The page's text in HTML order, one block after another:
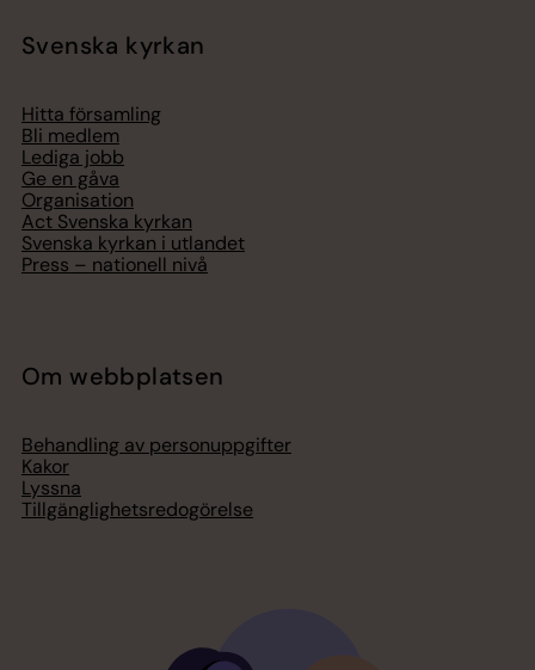
Svenska kyrkan
Hitta församling
Bli medlem
Lediga jobb
Ge en gåva
Organisation
Act Svenska kyrkan
Svenska kyrkan i utlandet
Press – nationell nivå
Om webbplatsen
Behandling av personuppgifter
Kakor
Lyssna
Tillgänglighetsredogörelse